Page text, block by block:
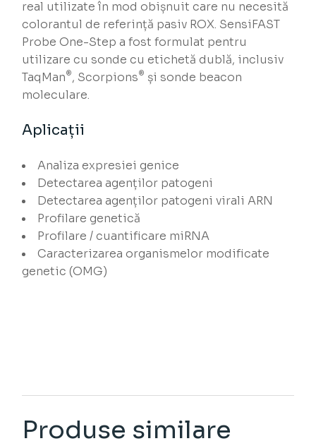
real utilizate în mod obișnuit care nu necesită
colorantul de referință pasiv ROX. SensiFAST
Probe One-Step a fost formulat pentru
utilizare cu sonde cu etichetă dublă, inclusiv
TaqMan®, Scorpions® și sonde beacon
moleculare.
Aplicații
Analiza expresiei genice
Detectarea agenților patogeni
Detectarea agenților patogeni virali ARN
Profilare genetică
Profilare / cuantificare miRNA
Caracterizarea organismelor modificate
genetic (OMG)
Produse similare